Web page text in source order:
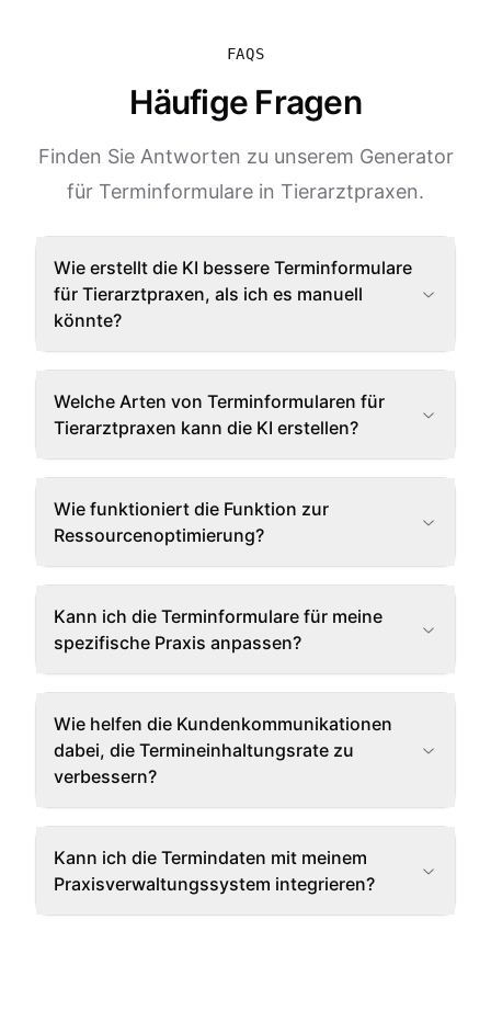
FAQS
Häufige Fragen
Finden Sie Antworten zu unserem Generator
für Terminformulare in Tierarztpraxen.
Wie erstellt die KI bessere Terminformulare
für Tierarztpraxen, als ich es manuell
könnte?
Welche Arten von Terminformularen für
Tierarztpraxen kann die KI erstellen?
Wie funktioniert die Funktion zur
Ressourcen­optimierung?
Kann ich die Terminformulare für meine
spezifische Praxis anpassen?
Wie helfen die Kundenkommunikationen
dabei, die Termin­einhaltungsrate zu
verbessern?
Kann ich die Termindaten mit meinem
Praxis­verwaltungs­system integrieren?